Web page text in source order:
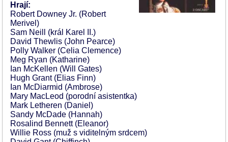
Hrají:
Robert Downey Jr. (Robert
Merivel)
Sam Neill (král Karel II.)
David Thewlis (John Pearce)
Polly Walker (Celia Clemence)
Meg Ryan (Katharine)
Ian McKellen (Will Gates)
Hugh Grant (Elias Finn)
Ian McDiarmid (Ambrose)
Mary MacLeod (porodní asistentka)
Mark Letheren (Daniel)
Sandy McDade (Hannah)
Rosalind Bennett (Eleanor)
Willie Ross (muž s viditelným srdcem)